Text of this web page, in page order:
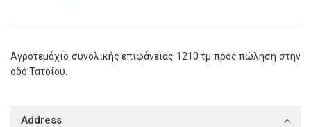
Αγροτεμάχιο συνολικής επιφάνειας 1210 τμ προς πώληση στην
οδό Τατοΐου.
Address